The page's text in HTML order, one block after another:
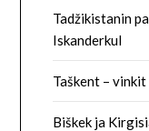
Tadžikistanin
Iskanderkul
Taškent –
Biškek ja